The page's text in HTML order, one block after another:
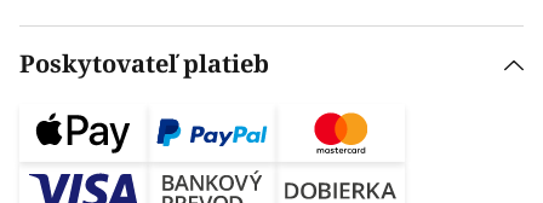
Poskytovateľ platieb